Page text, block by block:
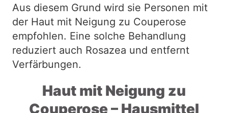
Aus diesem Grund wird sie Personen mit
der Haut mit Neigung zu Couperose
empfohlen. Eine solche Behandlung
reduziert auch Rosazea und entfernt
Verfärbungen.
Haut mit Neigung zu
Couperose – Hausmittel